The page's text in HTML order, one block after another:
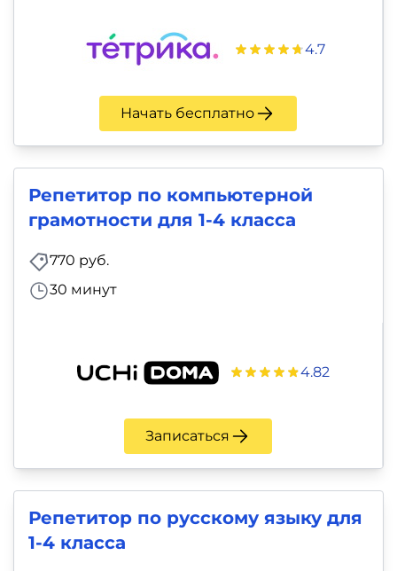
4.7
Начать бесплатно
Репетитор по компьютерной
грамотности для 1-4 класса
770 руб.
30 минут
4.82
Записаться
Репетитор по русскому языку для
1-4 класса